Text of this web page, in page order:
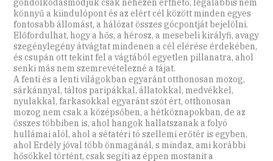
gondolkodásmódjuk csak nehezen érthető, legalábbis nem
könnyű a kiindulópont és az elért cél között minden egyes
fontosabb állomást, a hálózat összes gócpontját bejelölni.
Előfordulhat, hogy a hős, a hérosz, a mesebeli királyfi, avagy
szegénylegény átvágtat mindenen a cél elérése érdekében,
és csupán ott tekint fel a vágtából egyetlen pillanatra, ahol
senki más nem szemrevételezné a tájat.
A fenti és a lenti világokban egyaránt otthonosan mozog,
sárkánnyal, táltos paripákkal, állatokkal, medvékkel,
nyulakkal, farkasokkal egyaránt szót ért, otthonosan
mozog nem csak a középsőben, a hétköznapokban, de az
összes többiben is, ahol hangok hallatszanak a folyó
hullámai alól, ahol a sétatéri tó szellemi erőtér is egyben,
ahol Erdély jóval több önmagánál, s mindaz, ami korábbi
hősökkel történt, csak segíti az éppen mostanit a